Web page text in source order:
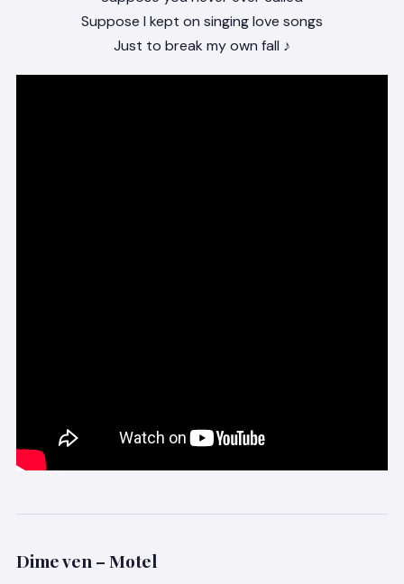
Suppose I kept on singing love songs
Just to break my own fall ♪
Dime ven – Motel